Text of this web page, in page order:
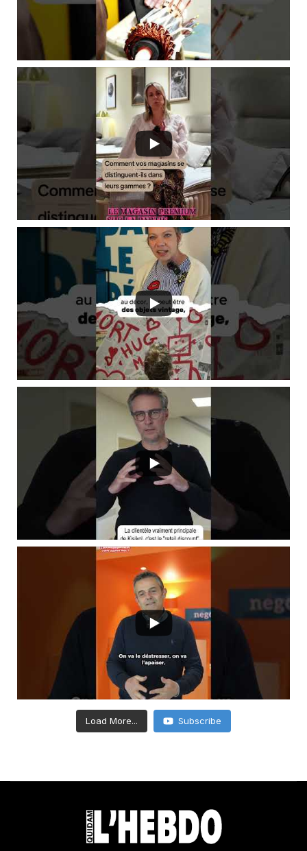
Load More... Subscribe